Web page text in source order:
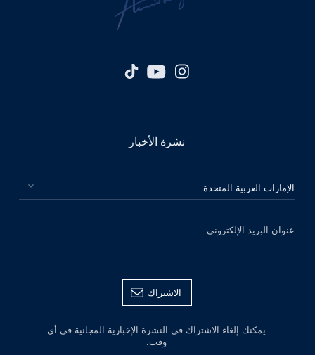
نشرة الأخبار
الرجاء اختيار بلدك
عنوان البريد الإلكتروني
الاشتراك
يمكنك إلغاء الاشتراك في النشرة الإخبارية المجانية في أي
وقت.